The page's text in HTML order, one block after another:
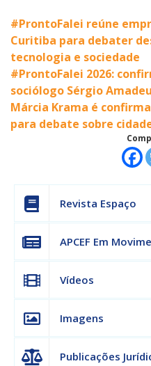
#ProntoFalei reúne
Curitiba para debater
tecnologia e sociedade
#ProntoFalei 2026:
sociólogo Sérgio Amadeu
Márcia Krama é
para debate sobre
Revista Espaço
APCEF Em
Vídeos
Imagens
Publicações